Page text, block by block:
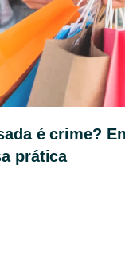
é crime?
prática